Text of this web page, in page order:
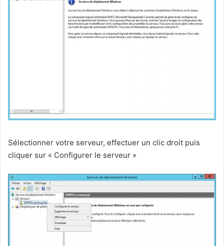
Sélectionner votre serveur, effectuer un clic droit puis
cliquer sur « Configurer le serveur »